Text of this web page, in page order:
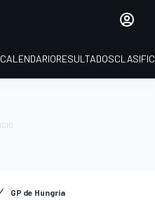
CALENDARIORESULTADOS
GP de Hungría